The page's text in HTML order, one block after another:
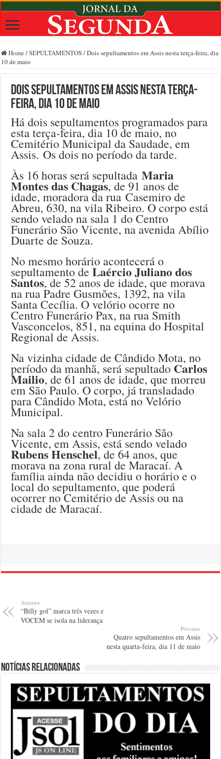
Home /SEPULTAMENTOS/Dois sepultamentos em Assis nesta terça-feira, dia
10 de maio
Dois sepultamentos em Assis nesta terça-
feira, dia 10 de maio
Há dois sepultamentos programados para
esta terça-feira, dia 10 de maio, no
Cemitério Municipal da Saudade, em
Assis. Os dois no período da tarde.
Às 16 horas será sepultadaMaria
Montes das Chagas, de 91 anos de
idade, moradora da rua Casemiro de
Abreu, 630, na vila Ribeiro. O corpo está
sendo velado na sala 1 do Centro
Funerário São Vicente, na avenida Abílio
Duarte de Souza.
No mesmo horário acontecerá o
sepultamento deLaércio Juliano dos
Santos, de 52 anos de idade, que morava
na rua Padre Gusmões, 1392, na vila
Santa Cecília. O velório ocorre no
Centro Funerário Pax, na rua Smith
Vasconcelos, 851, na equina do Hospital
Regional de Assis.
Na vizinha cidade de Cândido Mota, no
período da manhã, será sepultado Carlos
Mailio, de 61 anos de idade, que morreu
em São Paulo. O corpo, já transladado
para Cândido Mota, está no Velório
Municipal.
Na sala 2 do centro Funerário São
Vicente, em Assis, está sendo velado
Rubens Henschel, de 64 anos, que
morava na zona rural de Maracaí. A
família ainda não decidiu o horário e o
local do sepultamento, que poderá
ocorrer no Cemitério de Assis ou na
cidade de Maracaí.
Anterior
“Billy gol” marca três vezes e
VOCEM se isola na liderança
Próximo
Quatro sepultamentos em Assis
nesta quarta-feira, dia 11 de maio
Notícias relacionadas